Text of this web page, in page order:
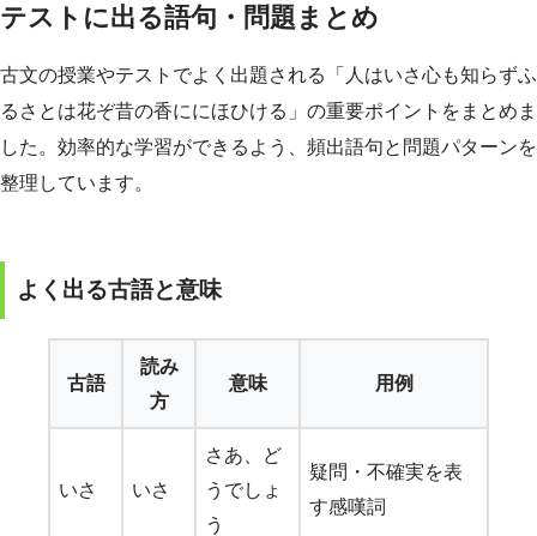
テストに出る語句・問題まとめ
古文の授業やテストでよく出題される「人はいさ心も知らずふ
るさとは花ぞ昔の香ににほひける」の重要ポイントをまとめま
した。効率的な学習ができるよう、頻出語句と問題パターンを
整理しています。
よく出る古語と意味
古語
読み
方
意味 用例
いさ いさ
さあ、ど
うでしょ
う
疑問・不確実を表
す感嘆詞